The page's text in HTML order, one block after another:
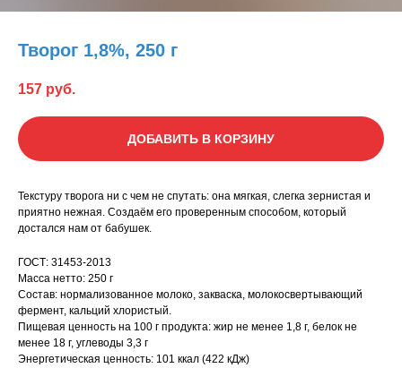
Творог 1,8%, 250 г
157 руб.
ДОБАВИТЬ В КОРЗИНУ
Текстуру творога ни с чем не спутать: она мягкая, слегка зернистая и
приятно нежная. Создаём его проверенным способом, который
достался нам от бабушек.
ГОСТ: 31453-2013
Масса нетто: 250 г
Состав: нормализованное молоко, закваска, молокосвертывающий
фермент, кальций хлористый.
Пищевая ценность на 100 г продукта: жир не менее 1,8 г, белок не
менее 18 г, углеводы 3,3 г
Энергетическая ценность: 101 ккал (422 кДж)